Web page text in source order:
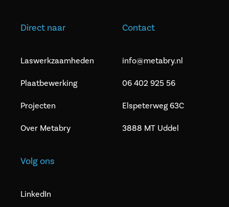
Direct naar
Laswerkzaamheden
Plaatbewerking
Projecten
Over Metabry
Contact
info@metabry.nl
06 402 925 56
Elspeterweg 63C
3888 MT Uddel
Volg ons
LinkedIn